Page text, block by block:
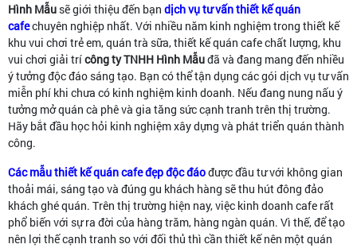
Hình Mẫu sẽ giới thiệu đến bạn dịch vụ tư vấn thiết kế quán
cafechuyên nghiệp nhất. Với nhiều năm kinh nghiệm trong thiết kế
khu vui chơi trẻ em, quán trà sữa, thiết kế quán cafe chất lượng, khu
vui chơi giải trícông ty TNHH Hình Mẫuđã và đang mang đến nhiều
ý tưởng độc đáo sáng tạo. Bạn có thể tận dụng các gói dịch vụ tư vấn
miễn phí khi chưa có kinh nghiệm kinh doanh. Nếu đang nung nấu ý
tưởng mở quán cà phê và gia tăng sức cạnh tranh trên thị trường.
Hãy bắt đầu học hỏi kinh nghiệm xây dựng và phát triển quán thành
công.
Các mẫu thiết kế quán cafe đẹp độc đáođược đầu tư với không gian
thoải mái, sáng tạo và đúng gu khách hàng sẽ thu hút đông đảo
khách ghé quán. Trên thị trường hiện nay, việc kinh doanh cafe rất
phổ biến với sự ra đời của hàng trăm, hàng ngàn quán. Vì thế, để tạo
nên lợi thế cạnh tranh so với đối thủ thì cần thiết kế nên một quán